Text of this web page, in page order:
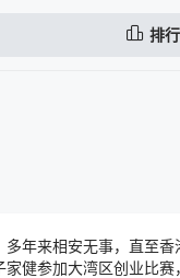
排
年来相安无事，直至
健参加大湾区创业比